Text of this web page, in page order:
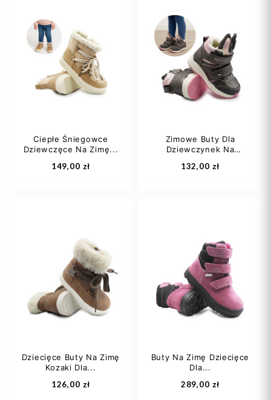
22
Dodaj do koszyka
22 23
Dodaj do koszyka
Ciepłe Śniegowce
Dziewczęce Na Zimę...
149,00 zł
34 37
Dodaj do koszyka
Zimowe Buty Dla
Dziewczynek Na
132,00 zł
25
27
28 +2
Dodaj do koszyka
Dziecięce Buty Na Zimę
Kozaki Dla...
126,00 zł
Buty Na Zimę Dziecięce
Dla...
289,00 zł